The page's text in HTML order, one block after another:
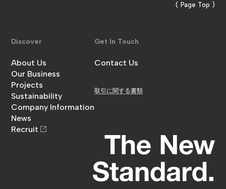
( Page Top )
Discover
About Us
金澤工務店について
Our Business
事業内容
Projects
施工実績
Sustainability
サステナビリティ
Company Information
企業情報
News
お知らせ
Recruit
Get In Touch
Contact Us
取引に関する書類